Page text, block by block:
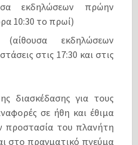
εκδηλώσεων πρώην
10:30 το πρωί)
(αίθουσα εκδηλώσεων
στις 17:30 και στις
διασκέδασης για τους
σε ήθη και έθιμα
προστασία του πλανήτη
στο πραγματικό πνεύμα